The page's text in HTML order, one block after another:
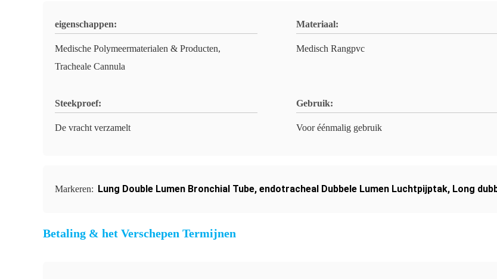
eigenschappen:
Medische Polymeermaterialen & Producten,
Tracheale Cannula
Materiaal:
Medisch Rangpvc
Steekproef:
De vracht verzamelt
Gebruik:
Voor éénmalig gebruik
Markeren: Lung Double Lumen Bronchial Tube, endotracheal Dubbele Lumen Luchtpijptak, Long
Betaling & het Verschepen Termijnen